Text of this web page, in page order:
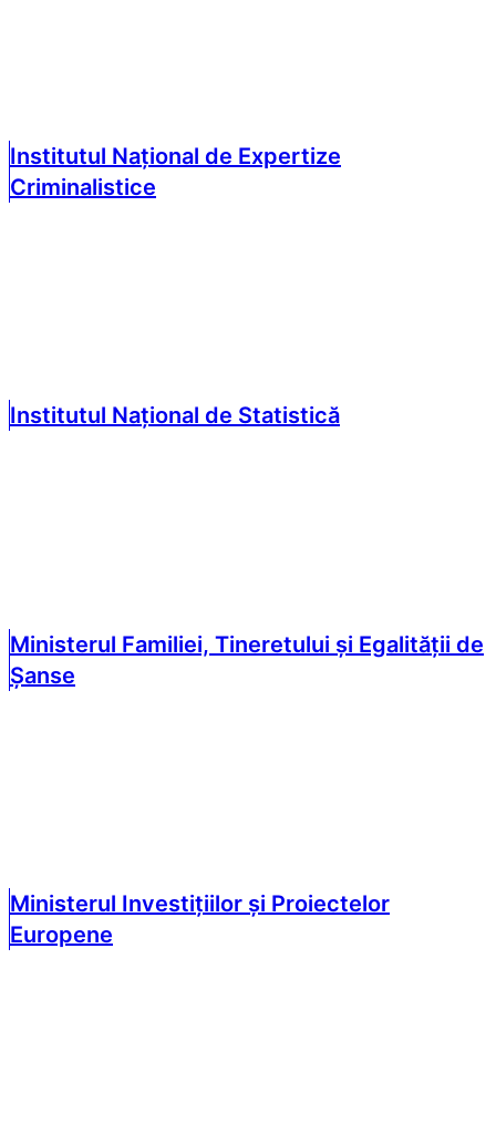
Institutul Național de Expertize
Criminalistice
Institutul Național de Statistică
Ministerul Familiei, Tineretului și Egalității de
Șanse
Ministerul Investițiilor și Proiectelor
Europene